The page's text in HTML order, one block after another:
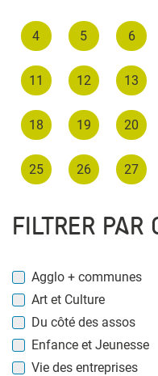
4 5 6
11 12 13
18 19 20
25 26 27
FILTRER PAR
Agglo + communes
Art et Culture
Du côté des assos
Enfance et Jeunesse
Vie des entreprises